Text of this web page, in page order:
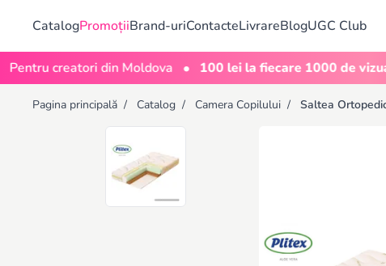
CatalogPromoțiiBrand-uriContacteLivrareBlogUGC Club
creatori din Moldova • 100 lei la fiecare 1000 de vizualizări
Pagina principală / Catalog / Camera Copilului / Saltea